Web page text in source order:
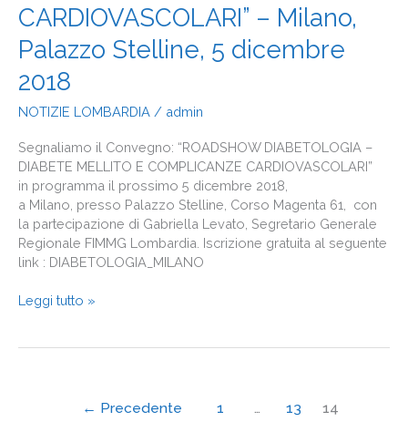
CARDIOVASCOLARI” – Milano,
Palazzo Stelline, 5 dicembre
2018
NOTIZIE LOMBARDIA / admin
Segnaliamo il Convegno: “ROADSHOW DIABETOLOGIA –
DIABETE MELLITO E COMPLICANZE CARDIOVASCOLARI”
in programma il prossimo 5 dicembre 2018,
a Milano, presso Palazzo Stelline, Corso Magenta 61, con
la partecipazione di Gabriella Levato, Segretario Generale
Regionale FIMMG Lombardia. Iscrizione gratuita al seguente
link : DIABETOLOGIA_MILANO
MELLITO
COMPLICANZE
CARDIOVASCOLARI”
–
Milano,
Stelline,
5
dicembre
2018
Leggi tutto »
← Precedente 1 … 13 14